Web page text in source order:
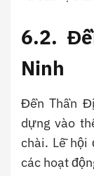
6.2.
Ninh
Đền Thần
dựng vào
chài. Lễ hội
các hoạt